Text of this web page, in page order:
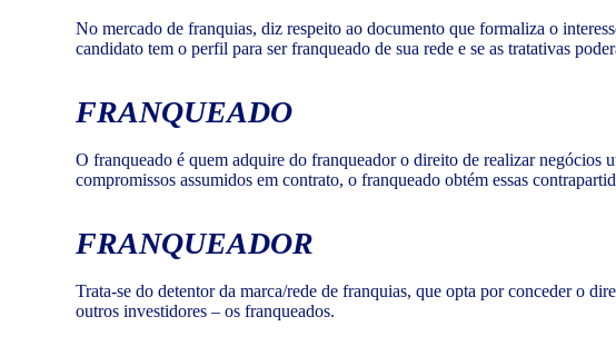
No mercado de franquias, diz respeito ao documento que formaliza o
candidato tem o perfil para ser franqueado de sua rede e se as tratativas
FRANQUEADO
O franqueado é quem adquire do franqueador o direito de realizar negócios
compromissos assumidos em contrato, o franqueado obtém essas
FRANQUEADOR
Trata-se do detentor da marca/rede de franquias, que opta por conceder o
outros investidores – os franqueados.